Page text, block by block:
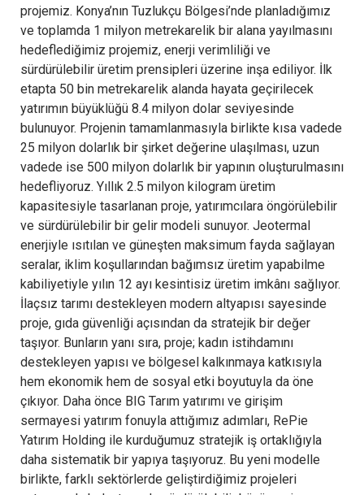
projemiz. Konya’nın Tuzlukçu Bölgesi’nde planladığımız
ve toplamda 1 milyon metrekarelik bir alana yayılmasını
hedeflediğimiz projemiz, enerji verimliliği ve
sürdürülebilir üretim prensipleri üzerine inşa ediliyor. İlk
etapta 50 bin metrekarelik alanda hayata geçirilecek
yatırımın büyüklüğü 8.4 milyon dolar seviyesinde
bulunuyor. Projenin tamamlanmasıyla birlikte kısa vadede
25 milyon dolarlık bir şirket değerine ulaşılması, uzun
vadede ise 500 milyon dolarlık bir yapının oluşturulmasını
hedefliyoruz. Yıllık 2.5 milyon kilogram üretim
kapasitesiyle tasarlanan proje, yatırımcılara öngörülebilir
ve sürdürülebilir bir gelir modeli sunuyor. Jeotermal
enerjiyle ısıtılan ve güneşten maksimum fayda sağlayan
seralar, iklim koşullarından bağımsız üretim yapabilme
kabiliyetiyle yılın 12 ayı kesintisiz üretim imkânı sağlıyor.
İlaçsız tarımı destekleyen modern altyapısı sayesinde
proje, gıda güvenliği açısından da stratejik bir değer
taşıyor. Bunların yanı sıra, proje; kadın istihdamını
destekleyen yapısı ve bölgesel kalkınmaya katkısıyla
hem ekonomik hem de sosyal etki boyutuyla da öne
çıkıyor. Daha önce BIG Tarım yatırımı ve girişim
sermayesi yatırım fonuyla attığımız adımları, RePie
Yatırım Holding ile kurduğumuz stratejik iş ortaklığıyla
daha sistematik bir yapıya taşıyoruz. Bu yeni modelle
birlikte, farklı sektörlerde geliştirdiğimiz projeleri